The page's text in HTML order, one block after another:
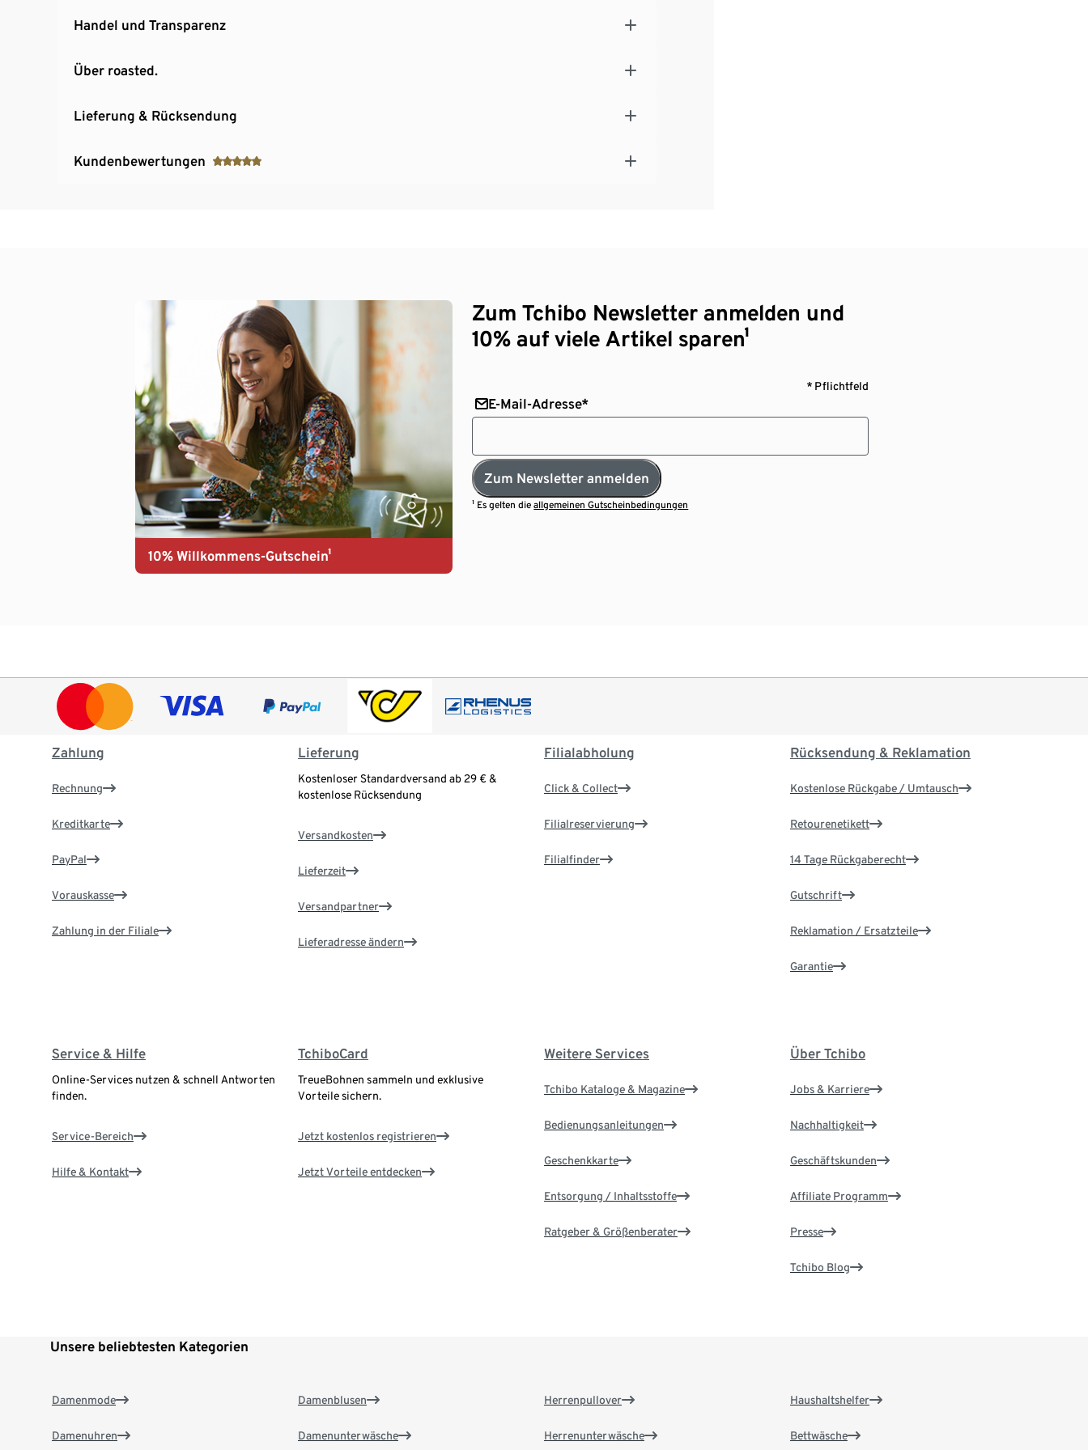
Handel und Transparenz
Über roasted.
Lieferung & Rücksendung
Kundenbewertungen
10% Willkommens-Gutschein¹
Zum Tchibo Newsletter anmelden und
10% auf viele Artikel sparen¹
* Pflichtfeld
E-Mail-Adresse*
Zum Newsletter anmelden
¹ Es gelten dieallgemeinen Gutscheinbedingungen
Zahlung
Rechnung
Kreditkarte
PayPal
Vorauskasse
Zahlung in der Filiale
Lieferung
Kostenloser Standardversand ab 29 € &
kostenlose Rücksendung
Versandkosten
Lieferzeit
Versandpartner
Lieferadresse ändern
Filialabholung
Click & Collect
Filialreservierung
Filialfinder
Rücksendung & Reklamation
Kostenlose Rückgabe / Umtausch
Retourenetikett
14 Tage Rückgaberecht
Gutschrift
Reklamation / Ersatzteile
Garantie
Service & Hilfe
Online-Services nutzen & schnell Antworten
finden.
Service-Bereich
Hilfe & Kontakt
TchiboCard
TreueBohnen sammeln und exklusive
Vorteile sichern.
Jetzt kostenlos registrieren
Jetzt Vorteile entdecken
Weitere Services
Tchibo Kataloge & Magazine
Bedienungsanleitungen
Geschenkkarte
Entsorgung / Inhaltsstoffe
Ratgeber & Größenberater
Über Tchibo
Jobs & Karriere
Nachhaltigkeit
Geschäftskunden
Affiliate Programm
Presse
Tchibo Blog
Unsere beliebtesten Kategorien
Damenmode
Damenuhren
Damenblusen
Damenunterwäsche
Herrenpullover
Herrenunterwäsche
Haushaltshelfer
Bettwäsche